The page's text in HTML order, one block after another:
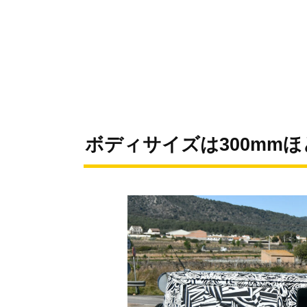
ボディサイズは300mmほ